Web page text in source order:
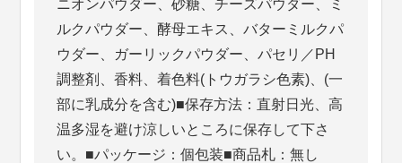
ニオンパウダー、砂糖、チーズパウダー、ミ
ルクパウダー、酵母エキス、バターミルクパ
ウダー、ガーリックパウダー、パセリ／PH
調整剤、香料、着色料(トウガラシ色素)、(一
部に乳成分を含む)■保存方法：直射日光、高
温多湿を避け涼しいところに保存して下さ
い。■パッケージ：個包装■商品札：無し